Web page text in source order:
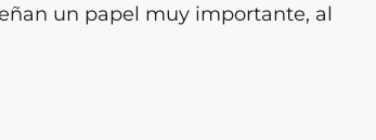
un papel muy importante, al